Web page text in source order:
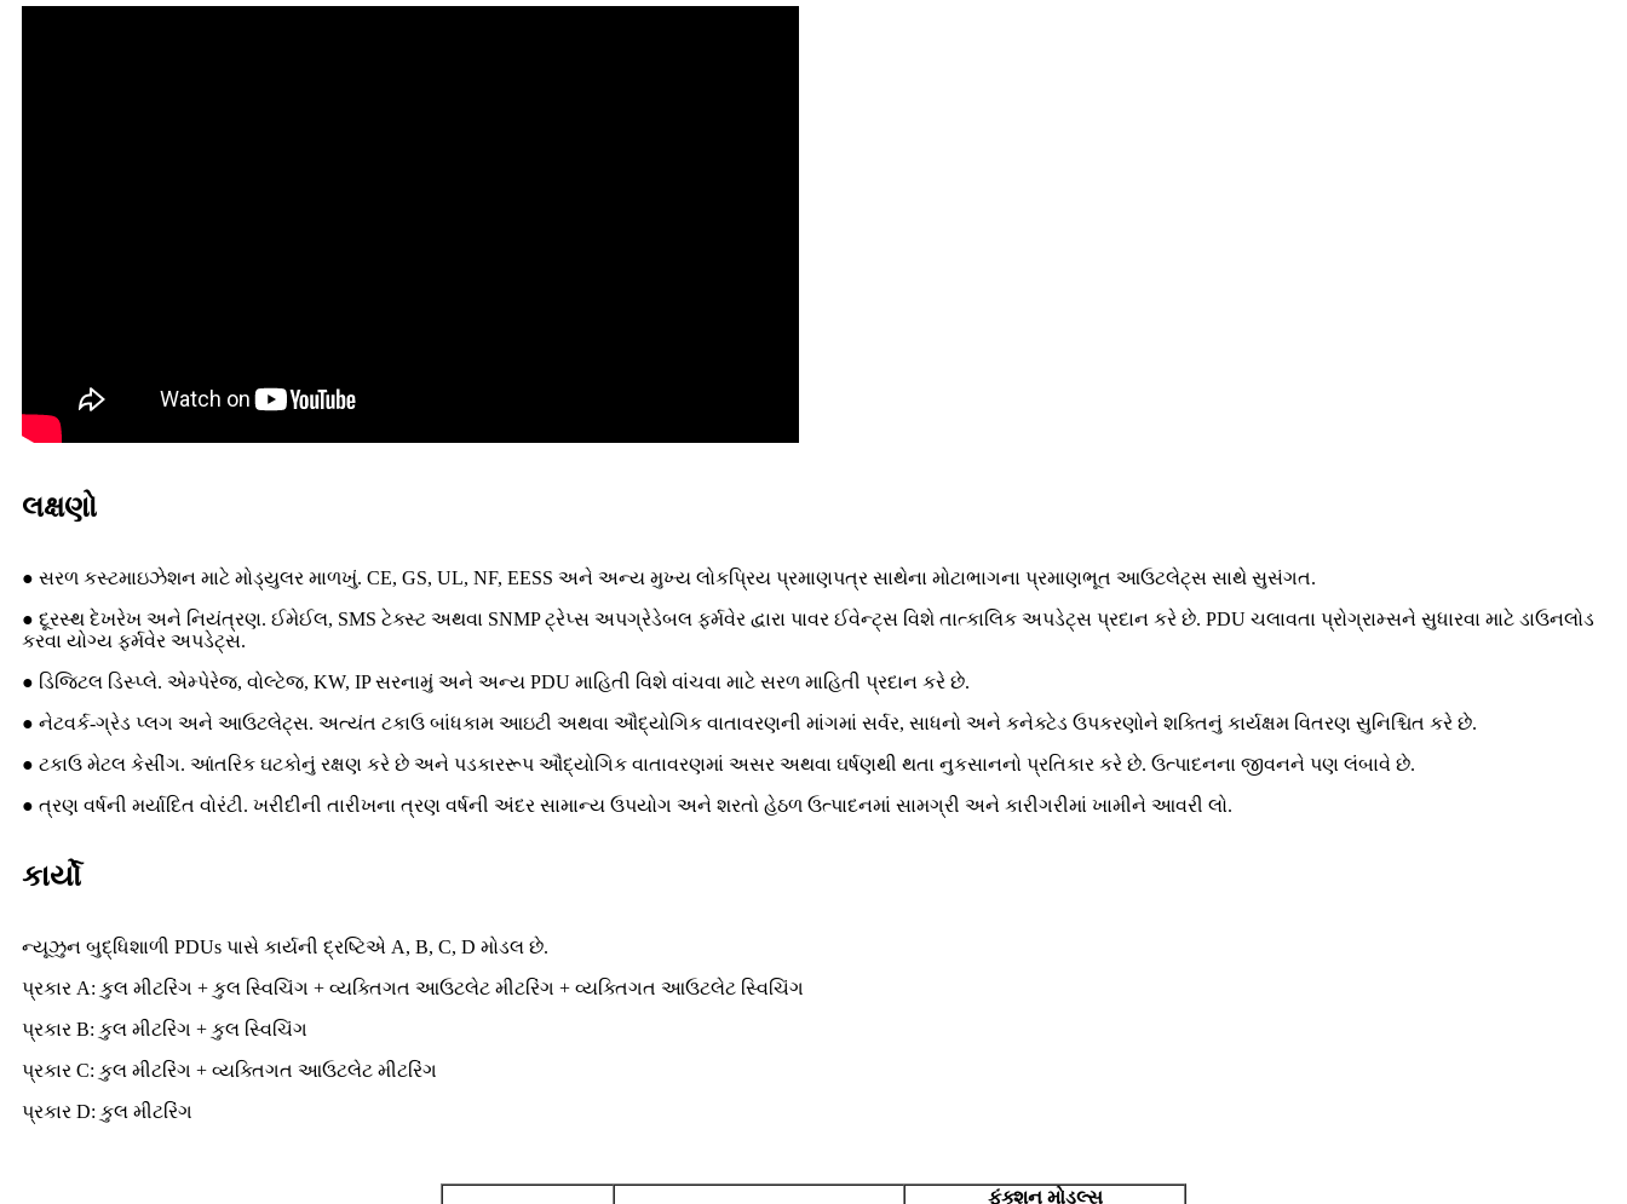
લક્ષણો
● સરળ કસ્ટમાઇઝેશન માટે મોડ્યુલર માળખું. CE, GS, UL, NF, EESS અને અન્ય મુખ્ય લોકપ્રિય પ્રમાણપત્ર સાથેના મોટાભાગના પ્રમાણભૂત આઉટલેટ્સ સાથે સુસંગત.
● દૂરસ્થ દેખરેખ અને નિયંત્રણ. ઈમેઈલ, SMS ટેક્સ્ટ અથવા SNMP ટ્રેપ્સ અપગ્રેડેબલ ફર્મવેર દ્વારા પાવર ઈવેન્ટ્સ વિશે તાત્કાલિક અપડેટ્સ પ્રદાન કરે છે. PDU ચલાવતા પ્રોગ્રામ્સને સુધારવા માટે ડાઉનલોડ
કરવા યોગ્ય ફર્મવેર અપડેટ્સ.
● ડિજિટલ ડિસ્પ્લે. એમ્પેરેજ, વોલ્ટેજ, KW, IP સરનામું અને અન્ય PDU માહિતી વિશે વાંચવા માટે સરળ માહિતી પ્રદાન કરે છે.
● નેટવર્ક-ગ્રેડ પ્લગ અને આઉટલેટ્સ. અત્યંત ટકાઉ બાંધકામ આઇટી અથવા ઔદ્યોગિક વાતાવરણની માંગમાં સર્વર, સાધનો અને કનેક્ટેડ ઉપકરણોને શક્તિનું કાર્યક્ષમ વિતરણ સુનિશ્ચિત કરે છે.
● ટકાઉ મેટલ કેસીંગ. આંતરિક ઘટકોનું રક્ષણ કરે છે અને પડકારરૂપ ઔદ્યોગિક વાતાવરણમાં અસર અથવા ઘર્ષણથી થતા નુકસાનનો પ્રતિકાર કરે છે. ઉત્પાદનના જીવનને પણ લંબાવે છે.
● ત્રણ વર્ષની મર્યાદિત વોરંટી. ખરીદીની તારીખના ત્રણ વર્ષની અંદર સામાન્ય ઉપયોગ અને શરતો હેઠળ ઉત્પાદનમાં સામગ્રી અને કારીગરીમાં ખામીને આવરી લો.
કાર્યો
ન્યૂઝુન બુદ્ધિશાળી PDUs પાસે કાર્યની દ્રષ્ટિએ A, B, C, D મોડલ છે.
પ્રકાર A: કુલ મીટરિંગ + કુલ સ્વિચિંગ + વ્યક્તિગત આઉટલેટ મીટરિંગ + વ્યક્તિગત આઉટલેટ સ્વિચિંગ
પ્રકાર B: કુલ મીટરિંગ + કુલ સ્વિચિંગ
પ્રકાર C: કુલ મીટરિંગ + વ્યક્તિગત આઉટલેટ મીટરિંગ
પ્રકાર D: કુલ મીટરિંગ
ફંક્શન મોડલ્સ